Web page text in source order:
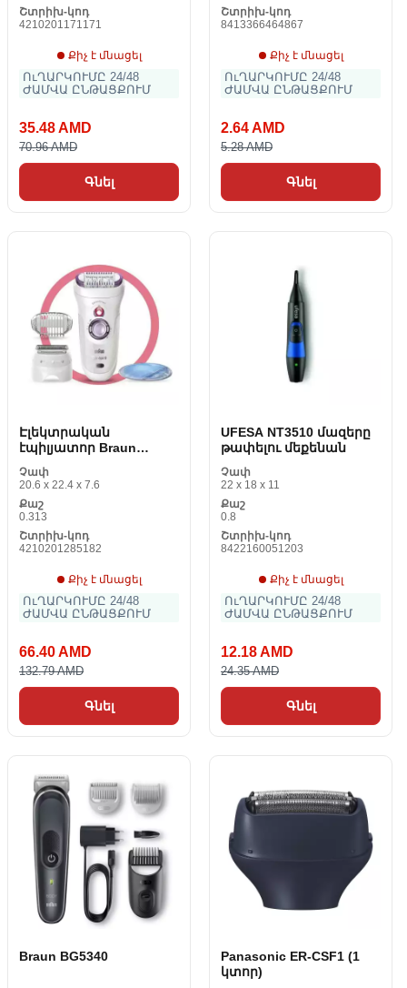
Շտրիխ-կոդ
4210201171171
Քիչ է մնացել
ՈւՂԱՐԿՈՒՄԸ 24/48
ԺԱՄՎԱ ԸՆԹԱՑՔՈՒՄ
35.48 AMD
70.96 AMD
Գնել
Շտրիխ-կոդ
8413366464867
Քիչ է մնացել
ՈւՂԱՐԿՈՒՄԸ 24/48
ԺԱՄՎԱ ԸՆԹԱՑՔՈՒՄ
2.64 AMD
5.28 AMD
Գնել
Էլեկտրական
էպիլյատոր Braun
Չափ
20.6 x 22.4 x 7.6
Քաշ
0.313
Շտրիխ-կոդ
4210201285182
Քիչ է մնացել
ՈւՂԱՐԿՈՒՄԸ 24/48
ԺԱՄՎԱ ԸՆԹԱՑՔՈՒՄ
66.40 AMD
132.79 AMD
Գնել
UFESA NT3510 մազերը
թափելու մեքենան
Չափ
22 x 18 x 11
Քաշ
0.8
Շտրիխ-կոդ
8422160051203
Քիչ է մնացել
ՈւՂԱՐԿՈՒՄԸ 24/48
ԺԱՄՎԱ ԸՆԹԱՑՔՈՒՄ
12.18 AMD
24.35 AMD
Գնել
Braun BG5340
Panasonic ER-CSF1 (1
կտոր)